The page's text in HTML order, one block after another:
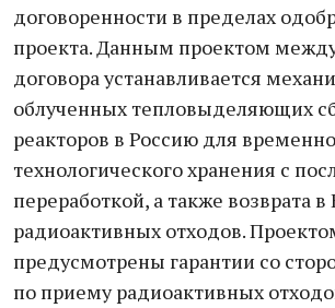
договоренности в пределах
проекта. Данным проектом
договора устанавливается
облученных тепловыделяющих
реакторов в Россию для
технологического хранения с
переработкой, а также возврата в
радиоактивных отходов.
предусмотрены гарантии со
по приему радиоактивных